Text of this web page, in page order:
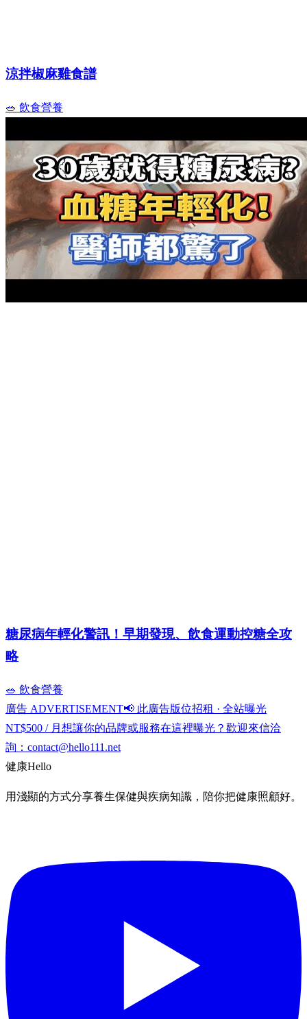
涼拌椒麻雞食譜
🥗 飲食營養
糖尿病年輕化警訊！早期發現、飲食運動控糖全攻
略
🥗 飲食營養
廣告 ADVERTISEMENT📢 此廣告版位招租 · 全站曝光
NT$500 / 月 想讓你的品牌或服務在這裡曝光？歡迎來信洽
詢： contact@hello111.net
健康Hello
用淺顯的方式分享養生保健與疾病知識，陪你把健康照顧好。